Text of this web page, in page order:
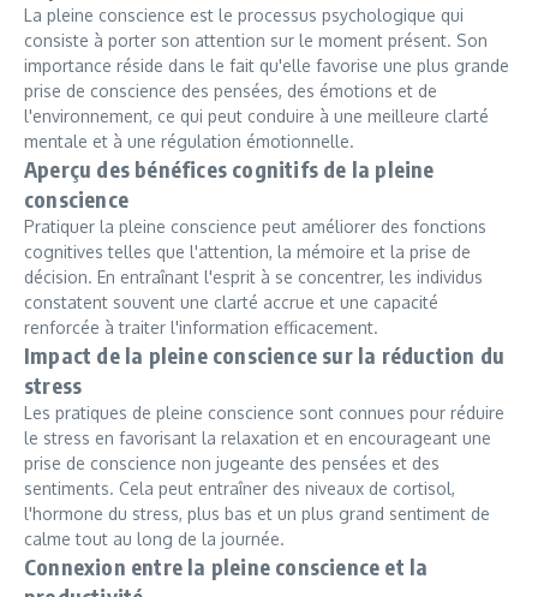
La pleine conscience est le processus psychologique qui
consiste à porter son attention sur le moment présent. Son
importance réside dans le fait qu'elle favorise une plus grande
prise de conscience des pensées, des émotions et de
l'environnement, ce qui peut conduire à une meilleure clarté
mentale et à une régulation émotionnelle.
Aperçu des bénéfices cognitifs de la pleine
conscience
Pratiquer la pleine conscience peut améliorer des fonctions
cognitives telles que l'attention, la mémoire et la prise de
décision. En entraînant l'esprit à se concentrer, les individus
constatent souvent une clarté accrue et une capacité
renforcée à traiter l'information efficacement.
Impact de la pleine conscience sur la réduction du
stress
Les pratiques de pleine conscience sont connues pour réduire
le stress en favorisant la relaxation et en encourageant une
prise de conscience non jugeante des pensées et des
sentiments. Cela peut entraîner des niveaux de cortisol,
l'hormone du stress, plus bas et un plus grand sentiment de
calme tout au long de la journée.
Connexion entre la pleine conscience et la